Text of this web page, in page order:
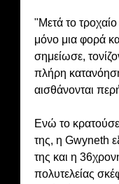
"Μετά το
μόνο μια φορά
σημείωσε,
πλήρη
αισθάνονται
Ενώ το
της, η Gwyneth
της και η
πολυτελείας